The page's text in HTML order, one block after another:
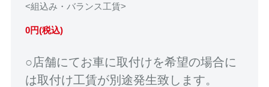
<組込み・バランス工賃>
0円(税込)
○店舗にてお車に取付けを希望の場合に
は取付け工賃が別途発生致します。